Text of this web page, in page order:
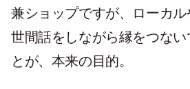
兼ショップですが、ローカ
世間話をしながら縁をつない
とが、本来の目的。